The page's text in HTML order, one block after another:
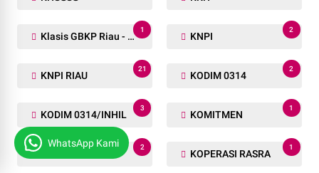
Klasis GBKP Riau - Sumbar.
1
KNPI
2
KNPI RIAU
21
KODIM 0314
2
KODIM 0314/INHIL
3
KOMITMEN
1
KONFERENSI
2
KOPERASI RASRA
1
WhatsApp Kami